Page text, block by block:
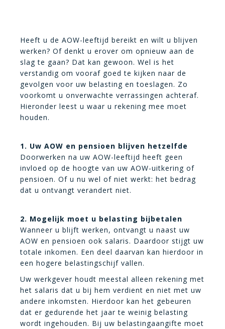
Heeft u de AOW-leeftijd bereikt en wilt u blijven
werken? Of denkt u erover om opnieuw aan de
slag te gaan? Dat kan gewoon. Wel is het
verstandig om vooraf goed te kijken naar de
gevolgen voor uw belasting en toeslagen. Zo
voorkomt u onverwachte verrassingen achteraf.
Hieronder leest u waar u rekening mee moet
houden.
1. Uw AOW en pensioen blijven hetzelfde
Doorwerken na uw AOW-leeftijd heeft geen
invloed op de hoogte van uw AOW-uitkering of
pensioen. Of u nu wel of niet werkt: het bedrag
dat u ontvangt verandert niet.
2. Mogelijk moet u belasting bijbetalen
Wanneer u blijft werken, ontvangt u naast uw
AOW en pensioen ook salaris. Daardoor stijgt uw
totale inkomen. Een deel daarvan kan hierdoor in
een hogere belastingschijf vallen.
Uw werkgever houdt meestal alleen rekening met
het salaris dat u bij hem verdient en niet met uw
andere inkomsten. Hierdoor kan het gebeuren
dat er gedurende het jaar te weinig belasting
wordt ingehouden. Bij uw belastingaangifte moet